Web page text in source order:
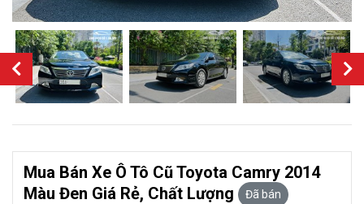
Mua Bán Xe Ô Tô Cũ Toyota Camry 2014
Màu Đen Giá Rẻ, Chất Lượng
Đã bán